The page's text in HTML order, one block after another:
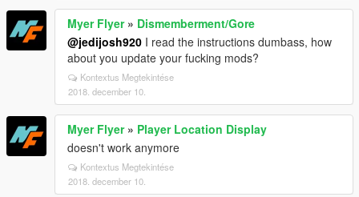
Myer Flyer» Dismemberment/Gore
@jedijosh920 I read the instructions dumbass, how
about you update your fucking mods?
Kontextus Megtekintése
2018. december 10.
Myer Flyer» Player Location Display
doesn't work anymore
Kontextus Megtekintése
2018. december 10.